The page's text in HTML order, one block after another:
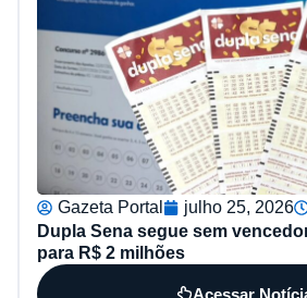
Gazeta Portal julho 25, 2026
Dupla Sena segue sem
para R$ 2 milhões
Acessar